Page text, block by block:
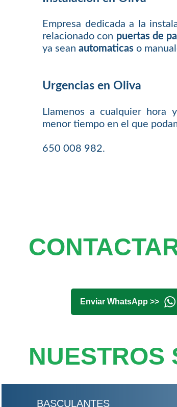
Empresa dedicada a la
relacionado con puertas de
ya seanautomaticas o
Urgencias en Oliva
Llamenos a cualquier hora
menor tiempo en el que
650 008 982.
Enviar WhatsApp >>
NUESTROS
BASCULANTES